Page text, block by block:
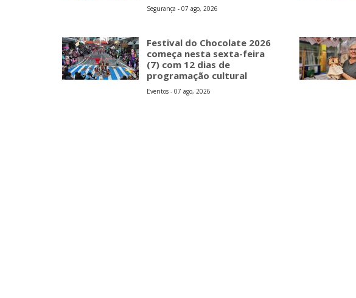
Segurança - 07 ago, 2026
Festival do Chocolate 2026
começa nesta sexta-feira
(7) com 12 dias de
programação cultural
Eventos - 07 ago, 2026